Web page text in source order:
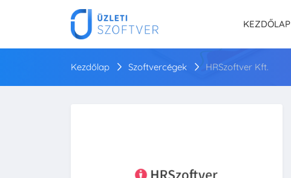
KEZDŐLAP
Kezdőlap Szoftvercégek HRSzoftver Kft.